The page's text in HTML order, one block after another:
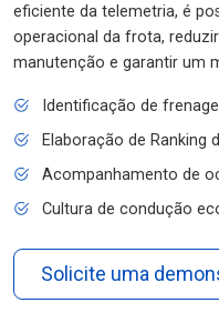
eficiente da telemetria, é
operacional da frota,
manutenção e garantir um
Identificação de
Elaboração de Ranking
Acompanhamento de
Cultura de condução
Solicite uma